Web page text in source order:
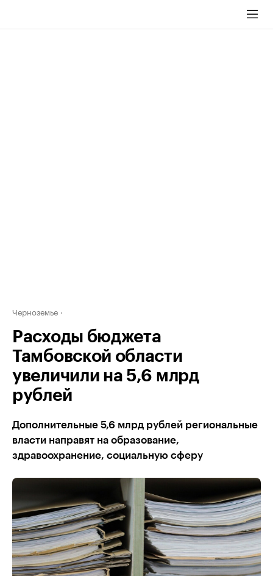
Черноземье
Расходы бюджета
Тамбовской области
увеличили на 5,6 млрд
рублей
Дополнительные 5,6 млрд рублей региональные
власти направят на образование,
здравоохранение, социальную сферу